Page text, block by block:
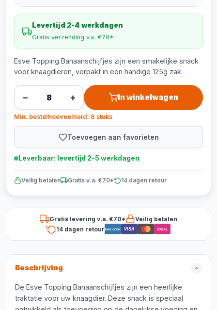
Levertijd 2-4 werkdagen
Gratis verzending v.a. €70*
Esve Topping Banaanschijfjes zijn een smakelijke snack
voor knaagdieren, verpakt in een handige 125g zak.
− + In winkelwagen
Min. bestelhoeveelheid: 8 stuks
Toevoegen aan favorieten
Leverbaar: levertijd 2-5 werkdagen
Veilig betalen Gratis v.a. €70* 14 dagen retour
Gratis levering v.a. €70*
Veilig betalen
14 dagen retourBancontact VISA iDEAL
Beschrijving
De Esve Topping Banaanschijfjes zijn een heerlijke
traktatie voor uw knaagdier. Deze snack is speciaal